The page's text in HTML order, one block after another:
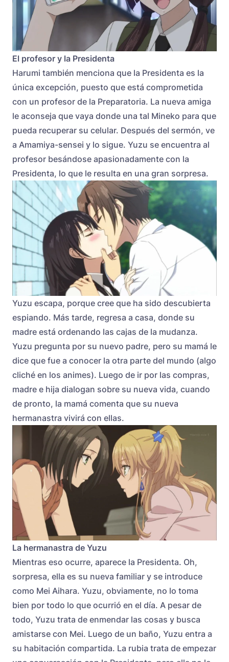
El profesor y la Presidenta
Harumi también menciona que la Presidenta es la
única excepción, puesto que está comprometida
con un profesor de la Preparatoria. La nueva amiga
le aconseja que vaya donde una tal Mineko para que
pueda recuperar su celular. Después del sermón, ve
a Amamiya-sensei y lo sigue. Yuzu se encuentra al
profesor besándose apasionadamente con la
Presidenta, lo que le resulta en una gran sorpresa.
Yuzu escapa, porque cree que ha sido descubierta
espiando. Más tarde, regresa a casa, donde su
madre está ordenando las cajas de la mudanza.
Yuzu pregunta por su nuevo padre, pero su mamá le
dice que fue a conocer la otra parte del mundo (algo
cliché en los animes). Luego de ir por las compras,
madre e hija dialogan sobre su nueva vida, cuando
de pronto, la mamá comenta que su nueva
hermanastra vivirá con ellas.
La hermanastra de Yuzu
Mientras eso ocurre, aparece la Presidenta. Oh,
sorpresa, ella es su nueva familiar y se introduce
como Mei Aihara. Yuzu, obviamente, no lo toma
bien por todo lo que ocurrió en el día. A pesar de
todo, Yuzu trata de enmendar las cosas y busca
amistarse con Mei. Luego de un baño, Yuzu entra a
su habitación compartida. La rubia trata de empezar